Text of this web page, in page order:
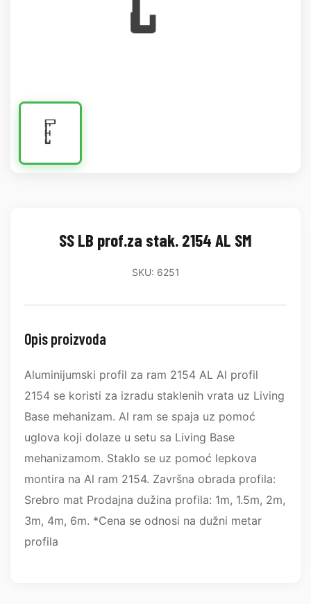
SS LB prof.za stak. 2154 AL SM
SKU: 6251
Opis proizvoda
Aluminijumski profil za ram 2154 AL Al profil
2154 se koristi za izradu staklenih vrata uz Living
Base mehanizam. Al ram se spaja uz pomoć
uglova koji dolaze u setu sa Living Base
mehanizamom. Staklo se uz pomoć lepkova
montira na Al ram 2154. Završna obrada profila:
Srebro mat Prodajna dužina profila: 1m, 1.5m, 2m,
3m, 4m, 6m. *Cena se odnosi na dužni metar
profila